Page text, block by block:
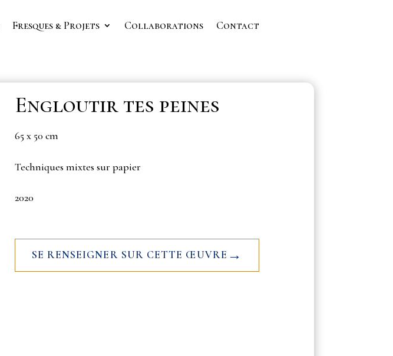
Fresques & Projets Collaborations Contact
Engloutir tes peines
65 x 50 cm
Techniques mixtes sur papier
2020
SE RENSEIGNER SUR CETTE ŒUVRE →